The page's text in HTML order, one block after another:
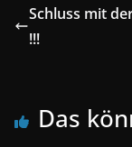
Schluss mit
!!!
Das